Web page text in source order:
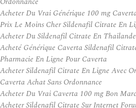
Acheter Du Vrai Générique 100 mg
Prix Le Moins Cher Sildenafil Citrate En
Acheter Du Sildenafil Citrate En Thailande
Acheté Générique Caverta Sildenafil
Pharmacie En Ligne Pour Caverta
Acheter Sildenafil Citrate En Ligne Avec
Caverta Achat Sans Ordonnance
Acheter Du Vrai Caverta 100 mg Bon
Acheter Sildenafil Citrate Sur Internet